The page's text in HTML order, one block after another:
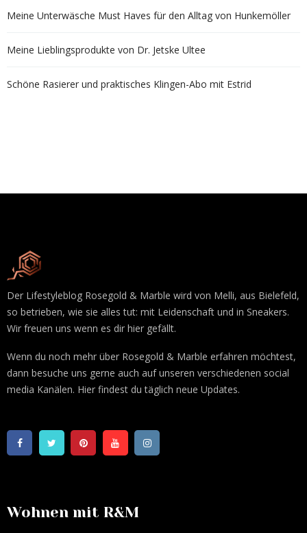
Meine Unterwäsche Must Haves für den Alltag von Hunkemöller
Meine Lieblingsprodukte von Dr. Jetske Ultee
Schöne Rasierer und praktisches Klingen-Abo mit Estrid
Der Lifestyleblog Rosegold & Marble wird von Melli, aus Bielefeld,
so betrieben, wie sie alles tut: mit Leidenschaft und in Sneakers.
Wir freuen uns wenn es dir hier gefällt.
Wenn du noch mehr über Rosegold & Marble erfahren möchtest,
dann besuche uns gerne auch auf unseren verschiedenen social
media Kanälen. Hier findest du täglich neue Updates.
Wohnen mit R&M